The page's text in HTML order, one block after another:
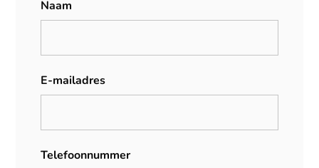
Naam
E-mailadres
Telefoonnummer